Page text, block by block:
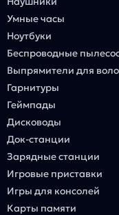
Умные часы
Ноутбуки
Беспроводные
Выпрямители для
Гарнитуры
Геймпады
Дисководы
Док-станции
Зарядные станции
Игровые приставки
Игры для консолей
Карты памяти